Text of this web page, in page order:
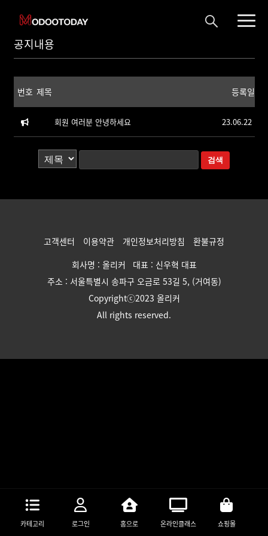
카테고리 로그인 홈으로 온라인클래스 쇼핑몰
공지내용
번호 제목 등록일
회원 여러분 안녕하세요 23.06.22
고객센터 이용약관 개인정보처리방침
환불규정
회사명 : 올리커 대표 : 신우혁 대표
주소 : 서울특별시 송파구 오금로 53길 5, (거여동)
Copyrightⓒ2023 올리커
All rights reserved.